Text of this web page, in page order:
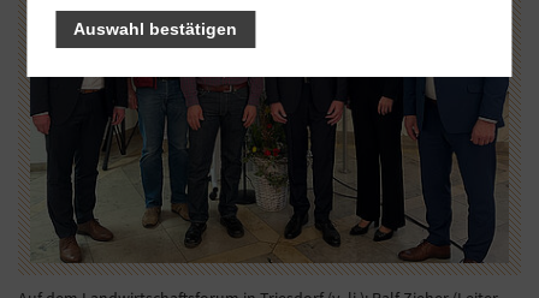
Auswahl bestätigen